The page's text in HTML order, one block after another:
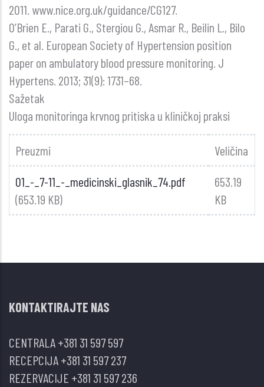
2011. www.nice.org.uk/guidance/CG127.
O’Brien E., Parati G., Stergiou G., Asmar R., Beilin L., Bilo
G., et al. European Society of Hypertension position
paper on ambulatory blood pressure monitoring. J
Hypertens. 2013; 31(9): 1731–68.
Sažetak
Uloga monitoringa krvnog pritiska u kliničkoj praksi
Preuzmi Veličina
01_-_7-11_-_medicinski_glasnik_74.pdf
(653.19 KB)
653.19
KB
KONTAKTIRAJTE NAS
CENTRALA+381 31 597 597
RECEPCIJA+381 31 597 237
REZERVACIJE +381 31 597 236